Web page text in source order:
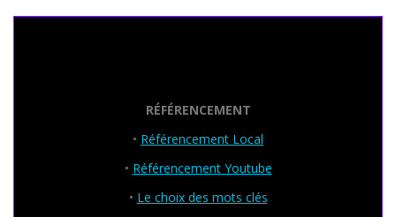
RÉFÉRENCEMENT
• Référencement Local
• Référencement Youtube
• Le choix des mots clés